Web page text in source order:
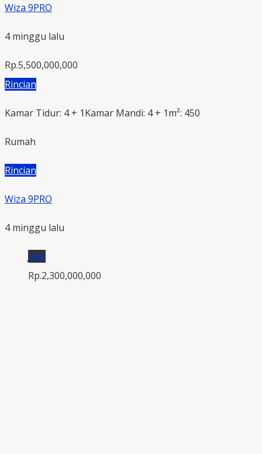
Wiza 9PRO
4 minggu lalu
Rp.5,500,000,000
Rincian
Kamar Tidur: 4 + 1Kamar Mandi: 4 + 1m²: 450
Rumah
Rincian
Wiza 9PRO
4 minggu lalu
Jual
Rp.2,300,000,000